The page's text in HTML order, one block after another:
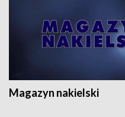
Magazyn nakielski